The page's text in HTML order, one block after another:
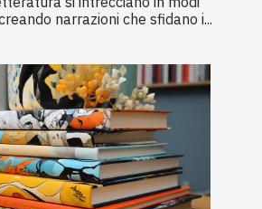
narrazioni che sfidano i...